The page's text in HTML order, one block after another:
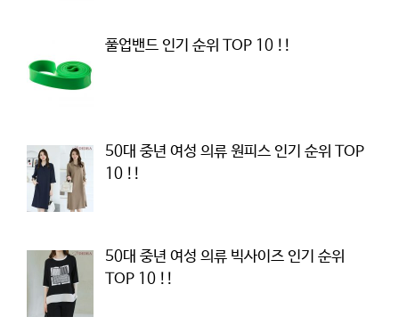
풀업밴드 인기 순위 TOP 10 !!
50대 중년 여성 의류 원피스 인기 순위 TOP
10 !!
50대 중년 여성 의류 빅사이즈 인기 순위
TOP 10 !!